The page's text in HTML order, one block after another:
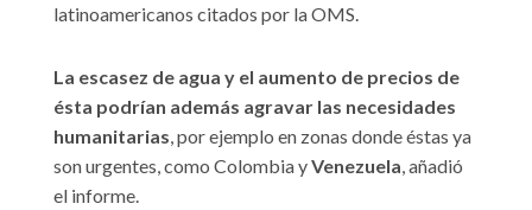
latinoamericanos citados por la OMS.
La escasez de agua y el aumento de precios de
ésta podrían además agravar las necesidades
humanitarias, por ejemplo en zonas donde éstas ya
son urgentes, como Colombia yVenezuela, añadió
el informe.